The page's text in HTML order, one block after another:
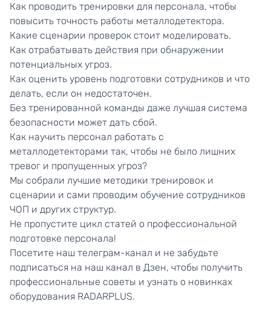
Как проводить тренировки для персонала, чтобы
повысить точность работы металлодетектора.
Какие сценарии проверок стоит моделировать.
Как отрабатывать действия при обнаружении
потенциальных угроз.
Как оценить уровень подготовки сотрудников и что
делать, если он недостаточен.
Без тренированной команды даже лучшая система
безопасности может дать сбой.
Как научить персонал работать с
металлодетекторами так, чтобы не было лишних
тревог и пропущенных угроз?
Мы собрали лучшие методики тренировок и
сценарии и сами проводим обучение сотрудников
ЧОП и других структур.
Не пропустите цикл статей о профессиональной
подготовке персонала!
Посетите наш телеграм-канал и не забудьте
подписаться на наш канал в Дзен, чтобы получить
профессиональные советы и узнать о новинках
оборудования RADARPLUS.